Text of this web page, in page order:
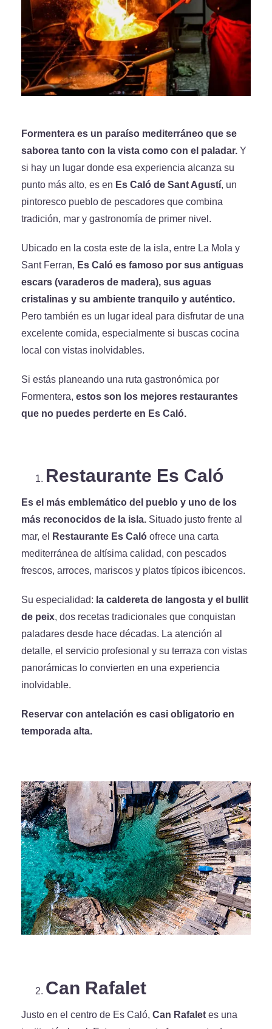
Formentera es un paraíso mediterráneo que se
saborea tanto con la vista como con el paladar. Y
si hay un lugar donde esa experiencia alcanza su
punto más alto, es en Es Caló de Sant Agustí, un
pintoresco pueblo de pescadores que combina
tradición, mar y gastronomía de primer nivel.
Ubicado en la costa este de la isla, entre La Mola y
Sant Ferran, Es Caló es famoso por sus antiguas
escars (varaderos de madera), sus aguas
cristalinas y su ambiente tranquilo y auténtico.
Pero también es un lugar ideal para disfrutar de una
excelente comida, especialmente si buscas cocina
local con vistas inolvidables.
Si estás planeando una ruta gastronómica por
Formentera, estos son los mejores restaurantes
que no puedes perderte en Es Caló.
Restaurante Es Caló
Es el más emblemático del pueblo y uno de los
más reconocidos de la isla. Situado justo frente al
mar, el Restaurante Es Caló ofrece una carta
mediterránea de altísima calidad, con pescados
frescos, arroces, mariscos y platos típicos ibicencos.
Su especialidad: la caldereta de langosta y el bullit
de peix, dos recetas tradicionales que conquistan
paladares desde hace décadas. La atención al
detalle, el servicio profesional y su terraza con vistas
panorámicas lo convierten en una experiencia
inolvidable.
Reservar con antelación es casi obligatorio en
temporada alta.
Can Rafalet
Justo en el centro de Es Caló, Can Rafalet es una